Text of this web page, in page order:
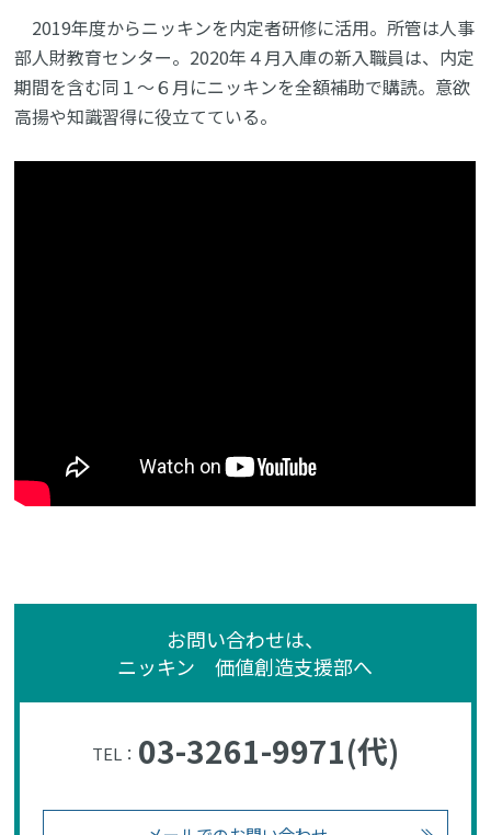
2019年度からニッキンを内定者研修に活用。所管は人事
部人財教育センター。2020年４月入庫の新入職員は、内定
期間を含む同１～６月にニッキンを全額補助で購読。意欲
高揚や知識習得に役立てている。
お問い合わせは、
ニッキン 価値創造支援部へ
TEL： 03-3261-9971(代)